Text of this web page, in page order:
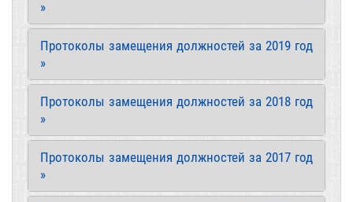
»
Протоколы замещения должностей за 2019 год
»
Протоколы замещения должностей за 2018 год
»
Протоколы замещения должностей за 2017 год
»